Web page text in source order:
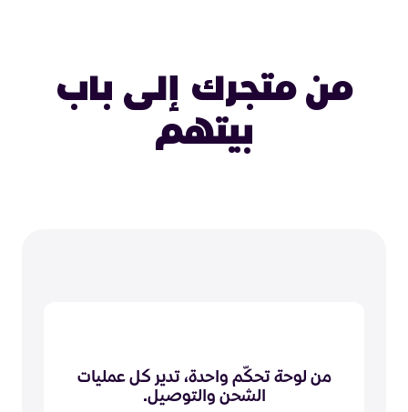
من متجرك إلى باب
بيتهم
من لوحة تحكّم واحدة، تدير كل عمليات
الشحن والتوصيل.